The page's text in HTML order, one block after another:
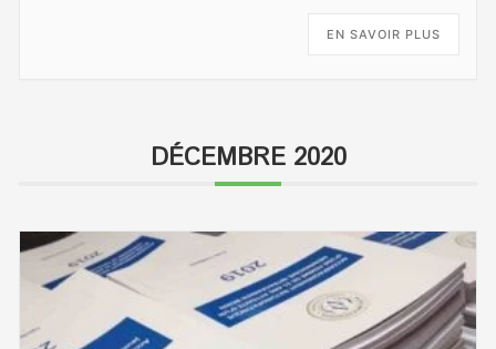
EN SAVOIR PLUS
DÉCEMBRE 2020